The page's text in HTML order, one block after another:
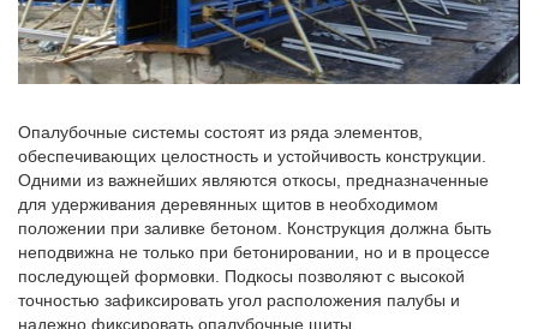
Опалубочные системы состоят из ряда элементов,
обеспечивающих целостность и устойчивость конструкции.
Одними из важнейших являются откосы, предназначенные
для удерживания деревянных щитов в необходимом
положении при заливке бетоном. Конструкция должна быть
неподвижна не только при бетонировании, но и в процессе
последующей формовки. Подкосы позволяют с высокой
точностью зафиксировать угол расположения палубы и
надежно фиксировать опалубочные щиты.